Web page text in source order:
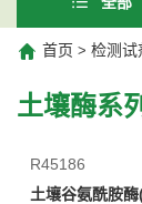
首页 > 检测试
土壤酶系
R45186
土壤谷氨酰胺